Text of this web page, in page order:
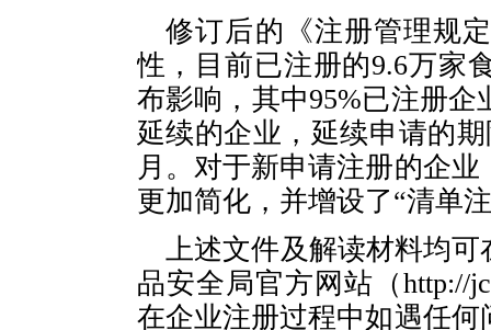
修订后的《注册管理规
性，目前已注册的9.6万家
布影响，其中95%已注册
延续的企业，延续申请的
月。对于新申请注册的企
更加简化，并增设了“清单
上述文件及解读材料均
品安全局官方网站（http://
在企业注册过程中如遇任